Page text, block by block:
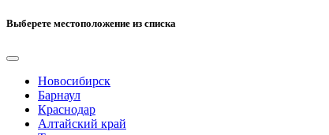
Выберете местоположение из списка
Новосибирск
Барнаул
Краснодар
Алтайский край